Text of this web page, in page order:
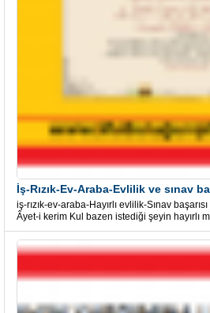
iş-rızık-ev-araba-Hayırlı evlilik-Sınav
Âyet-i kerim Kul bazen istediği şeyin hayırlı